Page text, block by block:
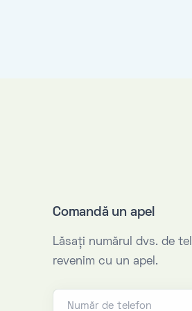
Comandă un apel
Lăsaţi numărul dvs. de
revenim cu un apel.
Număr de telefon